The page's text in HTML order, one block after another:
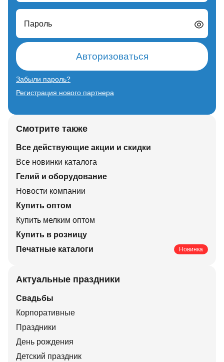
Пароль
Авторизоваться
Забыли пароль?
Регистрация нового партнера
Смотрите также
Все действующие акции и скидки
Все новинки каталога
Гелий и оборудование
Новости компании
Купить оптом
Купить мелким оптом
Купить в розницу
Печатные каталоги
Новинка
Актуальные праздники
Свадьбы
Корпоративные
Праздники
День рождения
Детский праздник